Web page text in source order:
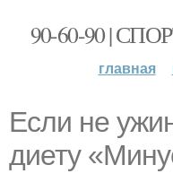
90-60-90 |
главная
Если не
диету